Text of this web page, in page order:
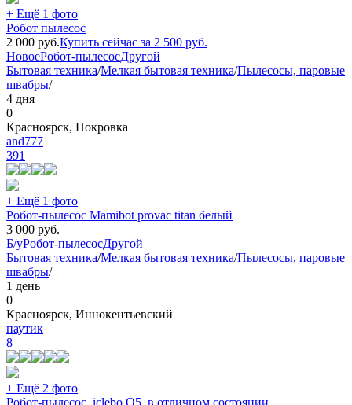
+ Ещё 1 фото
Робот пылесос
2 000 руб.Купить сейчас за 2 500 руб.
НовоеРобот-пылесосДругой
Бытовая техника/Мелкая бытовая техника/Пылесосы, паровые
швабры/
4 дня
0
Красноярск, Покровка
and777
391
+ Ещё 1 фото
Робот-пылесос Mamibot provac titan белый
3 000 руб.
Б/уРобот-пылесосДругой
Бытовая техника/Мелкая бытовая техника/Пылесосы, паровые
швабры/
1 день
0
Красноярск, Иннокентьевский
паутик
8
+ Ещё 2 фото